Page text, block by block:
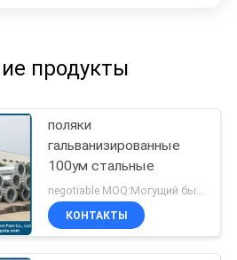
продукты
поляки
гальванизированные
100ум стальные
КОНТАКТЫ